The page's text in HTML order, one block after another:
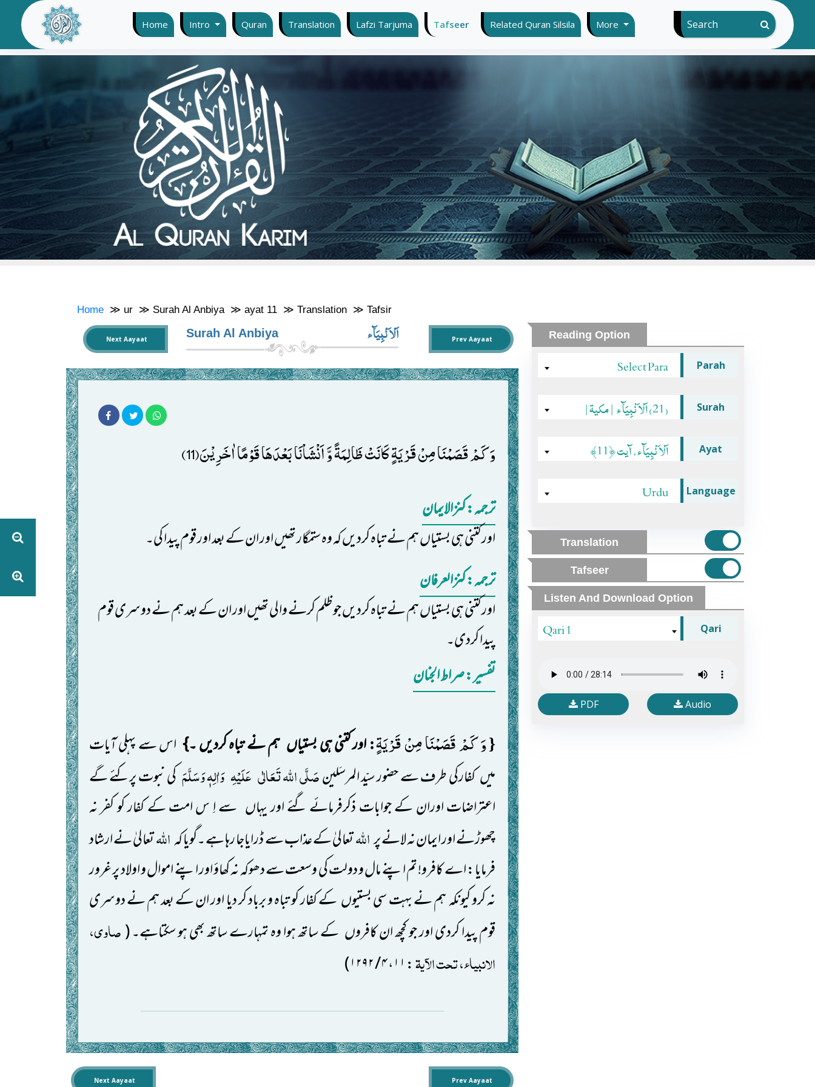
Home (current)
Intro Quran Translation Lafzi Tarjuma Tafseer Related Quran Silsila More Search
Home ≫ ur ≫ Surah Al Anbiya ≫ ayat 11 ≫ Translation ≫ Tafsir
Prev Aayaat اَلْاَ نْبِيَآء Surah Al Anbiya
Next Aayaat
وَ كَمْ قَصَمْنَا مِنْ قَرْیَةٍ كَانَتْ ظَالِمَةً وَّ اَنْشَاْنَا بَعْدَهَا قَوْمًا اٰخَرِیْنَ(11)
ترجمہ: کنزالایمان
اور کتنی ہی بستیاں ہم نے تباہ کردیں کہ وہ ستمگار تھیں اور ان کے بعد اور قوم پیدا کی۔
ترجمہ: کنزالعرفان
اور کتنی ہی بستیاں ہم نے تباہ کردیں جو ظلم کرنے والی تھیں اور ان کے بعد ہم نے دوسری قوم
پیدا کردی۔
تفسیر: ‎صراط الجنان
{وَ كَمْ قَصَمْنَا مِنْ قَرْیَةٍ:اور کتنی ہی بستیاں ہم نے تباہ کردیں ۔} اس سے پہلی آیات
میںکفارکی طرف سے حضور سیّد المرسَلینصَلَّی اللہ تَعَالٰی عَلَیْہِ وَاٰلِہٖ وَسَلَّمَ کی نبوت پرکئے گے
اعتراضات اوران کے جوابات ذکرفرمائے گئے اور یہاں سے اِ س امت کے کفار کو کفر نہ
چھوڑنے اور ایمان نہ لانے پراللہتعالیٰ کے عذاب سے ڈرایاجا رہا ہے ۔گویا کہاللہتعالیٰنے ارشاد
فرمایا: اے کافرو! تم اپنے مال و دولت کی وسعت سے دھوکہ نہ کھاؤ اور اپنے اموال و اولاد پر غرور
نہ کرو کیونکہہم نے بہت سی بستیوںکے کفار کو تباہ و برباد کر دیا اور ان کے بعد ہم نے دوسری
قوم پیدا کردی اور جو کچھ ان کافروں کے ساتھ ہوا وہ تمہارے ساتھ بھی ہو سکتاہے۔(صاوی،
الانبیاء، تحت الآیۃ: ۱۱، ۴ / ۱۲۹۲ )
Prev Aayaat
Next Aayaat
Reading Option
Select Para Parah
(21) اَلْاَ نْبِيَآء |مکیۃ| Surah
اَلْاَ نْبِيَآء, آیت ﴿11﴾ Ayat
Urdu Language
Translation
Tafseer
Listen And Download Option
Qari 1 Qari
PDF Audio